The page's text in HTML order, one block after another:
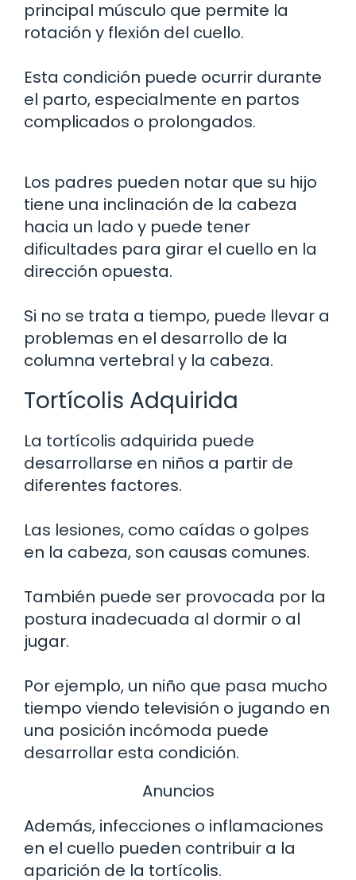
principal músculo que permite la
rotación y flexión del cuello.
Esta condición puede ocurrir durante
el parto, especialmente en partos
complicados o prolongados.
Los padres pueden notar que su hijo
tiene una inclinación de la cabeza
hacia un lado y puede tener
dificultades para girar el cuello en la
dirección opuesta.
Si no se trata a tiempo, puede llevar a
problemas en el desarrollo de la
columna vertebral y la cabeza.
Tortícolis Adquirida
La tortícolis adquirida puede
desarrollarse en niños a partir de
diferentes factores.
Las lesiones, como caídas o golpes
en la cabeza, son causas comunes.
También puede ser provocada por la
postura inadecuada al dormir o al
jugar.
Por ejemplo, un niño que pasa mucho
tiempo viendo televisión o jugando en
una posición incómoda puede
desarrollar esta condición.
Anuncios
Además, infecciones o inflamaciones
en el cuello pueden contribuir a la
aparición de la tortícolis.